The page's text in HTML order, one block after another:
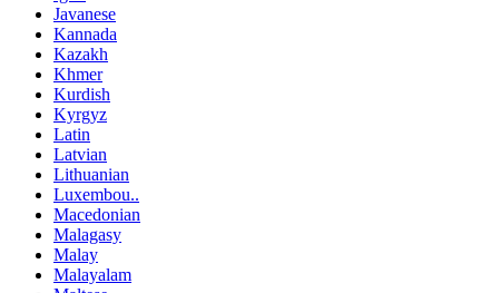
Javanese
Kannada
Kazakh
Khmer
Kurdish
Kyrgyz
Latin
Latvian
Lithuanian
Luxembou..
Macedonian
Malagasy
Malay
Malayalam